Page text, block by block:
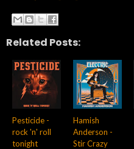
Related Posts:
Pesticide -
rock 'n' roll
tonight
Hamish
Anderson -
Stir Crazy